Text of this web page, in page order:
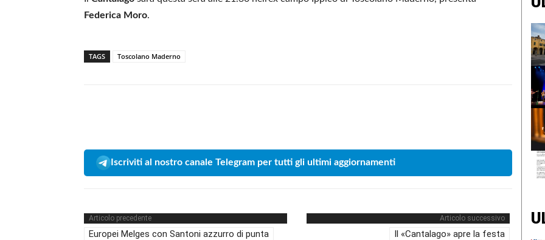
Federica Moro.
TAGS Toscolano Maderno
Iscriviti al nostro canale Telegram per tutti gli ultimi aggiornamenti
Articolo precedente
Europei Melges con Santoni azzurro di punta
Articolo successivo
Il «Cantalago» apre la festa